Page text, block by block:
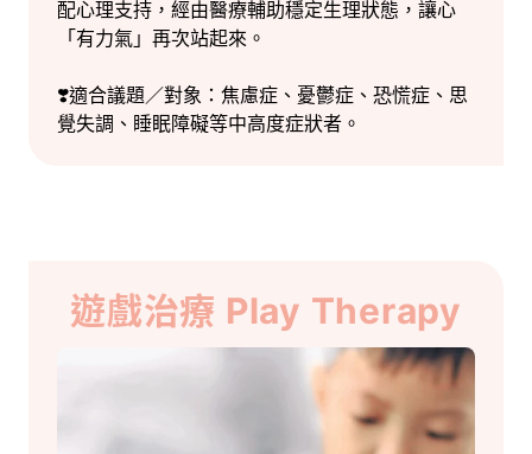
配心理支持，經由醫療輔助穩定生理狀態，讓心
「有力氣」再次站起來。
❣️適合議題／對象：焦慮症、憂鬱症、恐慌症、思
覺失調、睡眠障礙等中高度症狀者。
遊戲治療 Play Therapy